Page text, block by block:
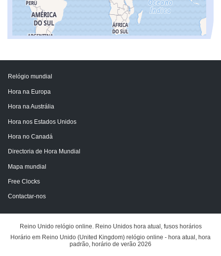
Relógio mundial
Hora na Europa
Hora na Austrália
Hora nos Estados Unidos
Hora no Canadá
Directoria de Hora Mundial
Mapa mundial
Free Clocks
Contactar-nos
Reino Unido relógio online. Reino Unidos hora atual, fusos horários
Horário em Reino Unido (United Kingdom) relógio online - hora atual, hora
padrão, horário de verão 2026